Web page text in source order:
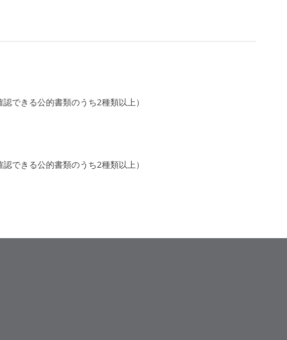
できる公的書類のうち2種類以上）
できる公的書類のうち2種類以上）